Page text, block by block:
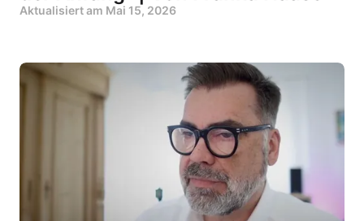
Aktualisiert am Mai 15, 2026